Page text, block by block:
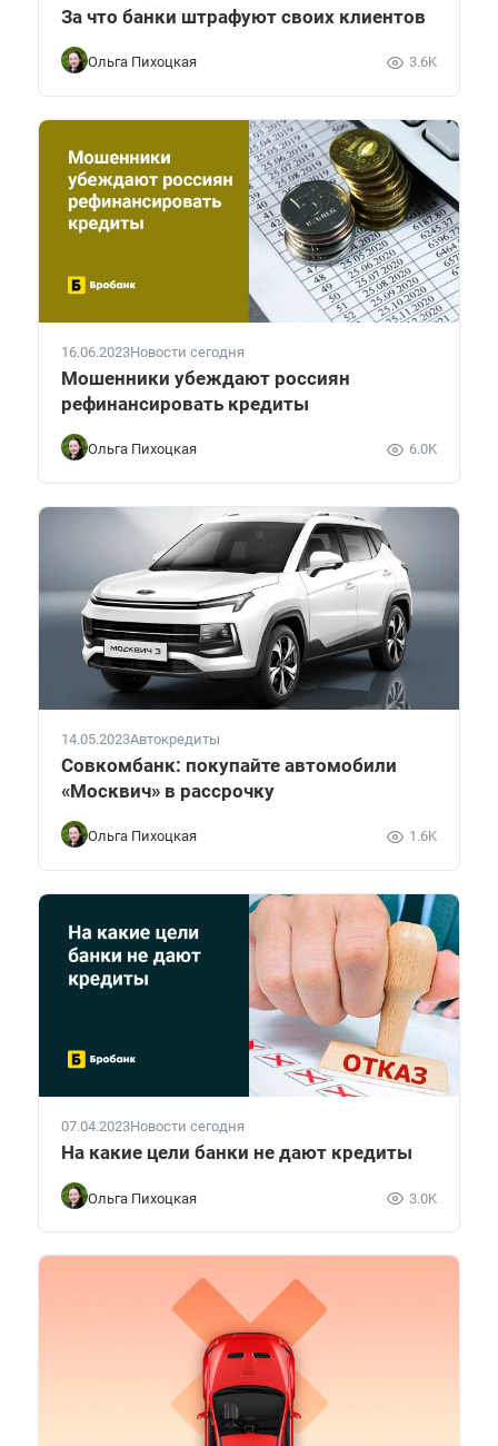
За что банки штрафуют своих клиентов
Ольга Пихоцкая 3.6K
16.06.2023Новости сегодня
Мошенники убеждают россиян
рефинансировать кредиты
Ольга Пихоцкая 6.0K
14.05.2023Автокредиты
Совкомбанк: покупайте автомобили
«Москвич» в рассрочку
Ольга Пихоцкая 1.6K
07.04.2023Новости сегодня
На какие цели банки не дают кредиты
Ольга Пихоцкая 3.0K